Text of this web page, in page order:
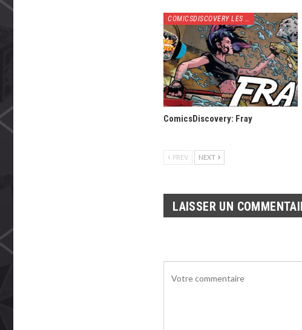
COMICSDISCOVERY LES VIDÉOS
ComicsDiscovery: Fray
PREV NEXT
LAISSER UN